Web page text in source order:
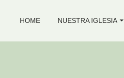
HOME NUESTRA IGLESIA